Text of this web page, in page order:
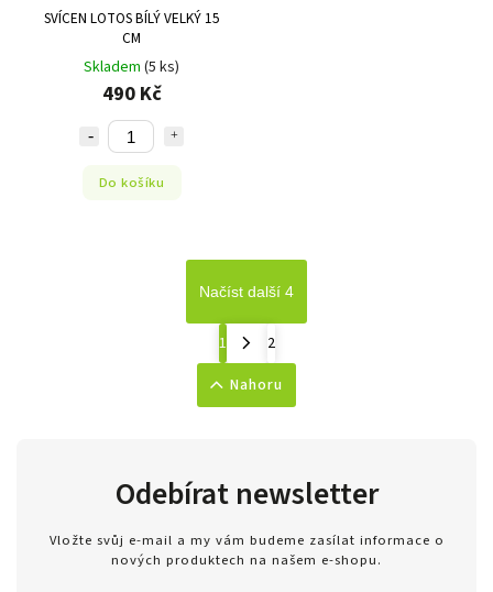
SVÍCEN LOTOS BÍLÝ VELKÝ 15
CM
Skladem (5 ks)
490 Kč
Do košíku
Načíst další 4
1
2
Nahoru
Odebírat newsletter
Vložte svůj e-mail a my vám budeme zasílat informace o
nových produktech na našem e-shopu.